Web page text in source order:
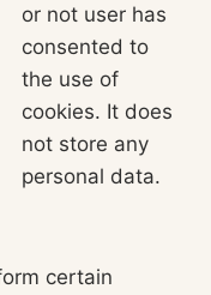
or not user has
consented to
the use of
cookies. It does
not store any
personal data.
certain